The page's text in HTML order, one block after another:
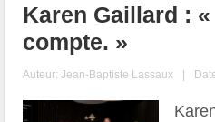
Karen Gaillard :
compte. »
Auteur:Jean-Baptiste Lassaux |